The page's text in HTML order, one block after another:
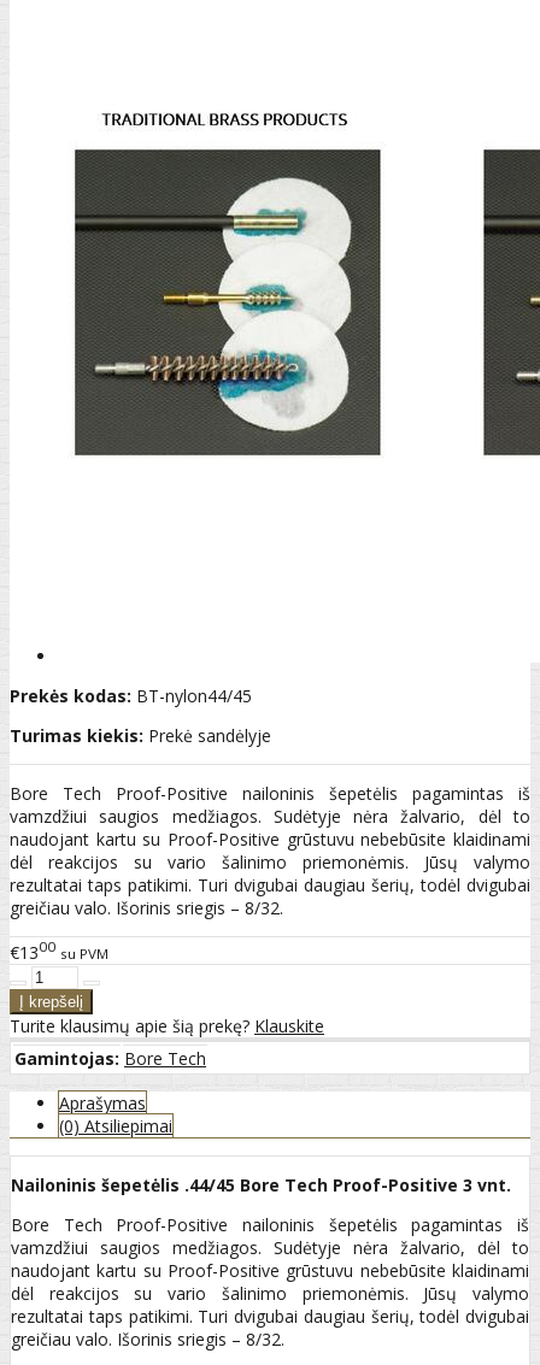
Prekės kodas: BT-nylon44/45
Turimas kiekis: Prekė sandėlyje
Bore Tech Proof-Positive nailoninis šepetėlis pagamintas iš
vamzdžiui saugios medžiagos. Sudėtyje nėra žalvario, dėl to
naudojant kartu su Proof-Positive grūstuvu nebebūsite klaidinami
dėl reakcijos su vario šalinimo priemonėmis. Jūsų valymo
rezultatai taps patikimi. Turi dvigubai daugiau šerių, todėl dvigubai
greičiau valo. Išorinis sriegis – 8/32.
€1300 su PVM
Turite klausimų apie šią prekę? Klauskite
Gamintojas: Bore Tech
Aprašymas
(0) Atsiliepimai
Nailoninis šepetėlis .44/45 Bore Tech Proof-Positive 3 vnt.
Bore Tech Proof-Positive nailoninis šepetėlis pagamintas iš
vamzdžiui saugios medžiagos. Sudėtyje nėra žalvario, dėl to
naudojant kartu su Proof-Positive grūstuvu nebebūsite klaidinami
dėl reakcijos su vario šalinimo priemonėmis. Jūsų valymo
rezultatai taps patikimi. Turi dvigubai daugiau šerių, todėl dvigubai
greičiau valo. Išorinis sriegis – 8/32.